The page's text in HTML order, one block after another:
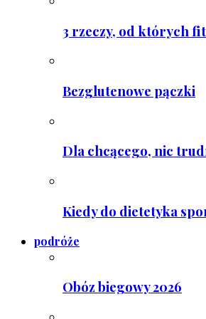
3 rzeczy, od których
Bezglutenowe pączki
Dla chcącego, nic
Kiedy do dietetyka
podróże
Obóz biegowy 2026